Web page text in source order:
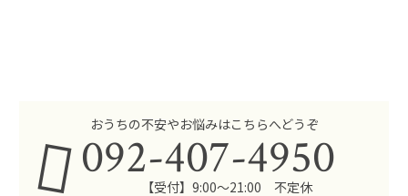
おうちの不安やお悩みはこちらへどうぞ
092-407-4950
【受付】9:00～21:00 不定休